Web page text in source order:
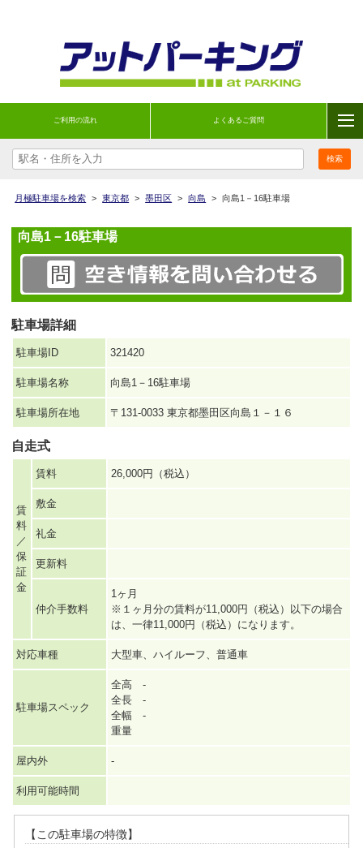
ご利用の流れ よくあるご質問
月極駐車場を検索 > 東京都 > 墨田区 > 向島 > 向島1－16駐車場
向島1－16駐車場
駐車場詳細
駐車場ID 321420
駐車場名称 向島1－16駐車場
駐車場所在地 〒131-0033 東京都墨田区向島１－１６
自走式
賃
料
／
保
証
金
賃料 26,000円（税込）
敷金
礼金
更新料
仲介手数料
1ヶ月
※１ヶ月分の賃料が11,000円（税込）以下の場合
は、一律11,000円（税込）になります。
対応車種 大型車、ハイルーフ、普通車
駐車場スペック
全高 -
全長 -
全幅 -
重量
屋内外 -
利用可能時間
【この駐車場の特徴】